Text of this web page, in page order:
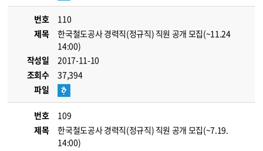
번호
110
제목
한국철도공사 경력직(정규직) 직원 공개 모집(~11.24
14:00)
작성일
2017-11-10
조회수
37,394
파일
번호
109
제목
한국철도공사 경력직(정규직) 직원 공개 모집(~7.19.
14:00)